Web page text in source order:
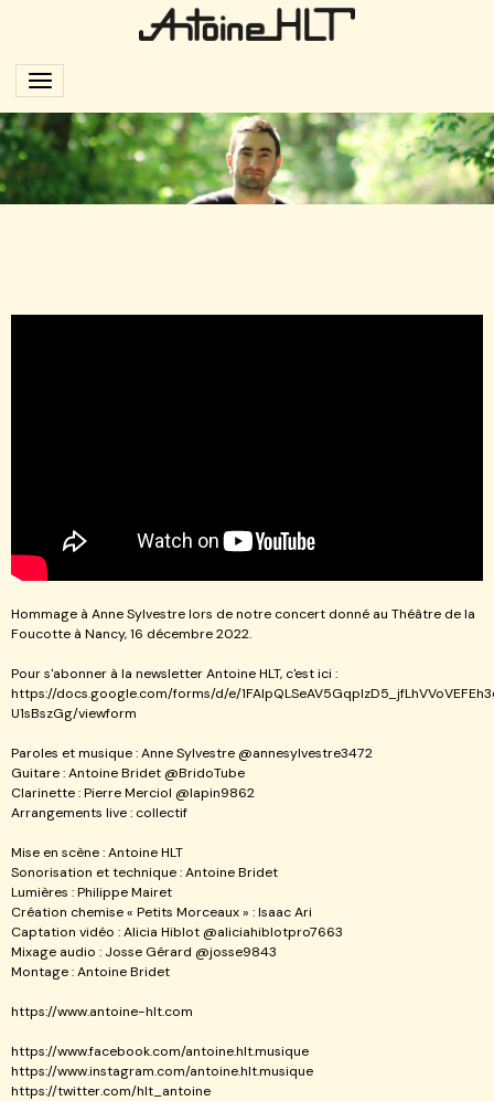
Hommage à Anne Sylvestre lors de notre concert donné au Théâtre de la
Foucotte à Nancy, 16 décembre 2022.
Pour s'abonner à la newsletter Antoine HLT, c'est ici :
https://docs.google.com/forms/d/e/
U1sBszGg/viewform
Paroles et musique : Anne Sylvestre @annesylvestre3472
Guitare : Antoine Bridet @BridoTube
Clarinette : Pierre Merciol @lapin9862
Arrangements live : collectif
Mise en scène : Antoine HLT
Sonorisation et technique : Antoine Bridet
Lumières : Philippe Mairet
Création chemise « Petits Morceaux » : Isaac Ari
Captation vidéo : Alicia Hiblot @aliciahiblotpro7663
Mixage audio : Josse Gérard @josse9843
Montage : Antoine Bridet
https://www.antoine-hlt.com
https://www.facebook.com/antoine.hlt.musique
https://www.instagram.com/antoine.hlt.musique
https://twitter.com/hlt_antoine